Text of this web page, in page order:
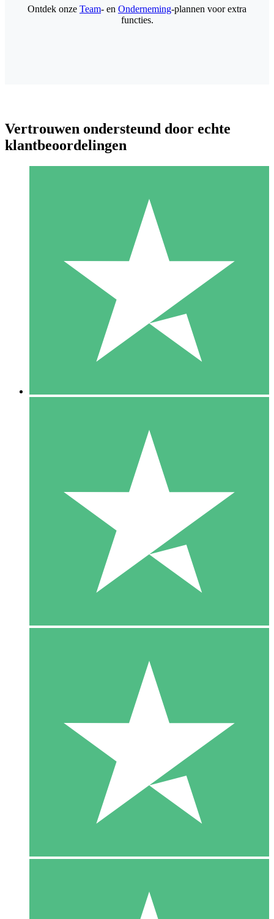
Individuele Creditpakketten
Betaal per gebruik met downloadtegoeden. Geen maandelijkse
1000
10 Downloaden
20 00
Ontdek onze Team- en Onderneming-plannen voor extra
functies.
Vertrouwen ondersteund door echte
klantbeoordelingen